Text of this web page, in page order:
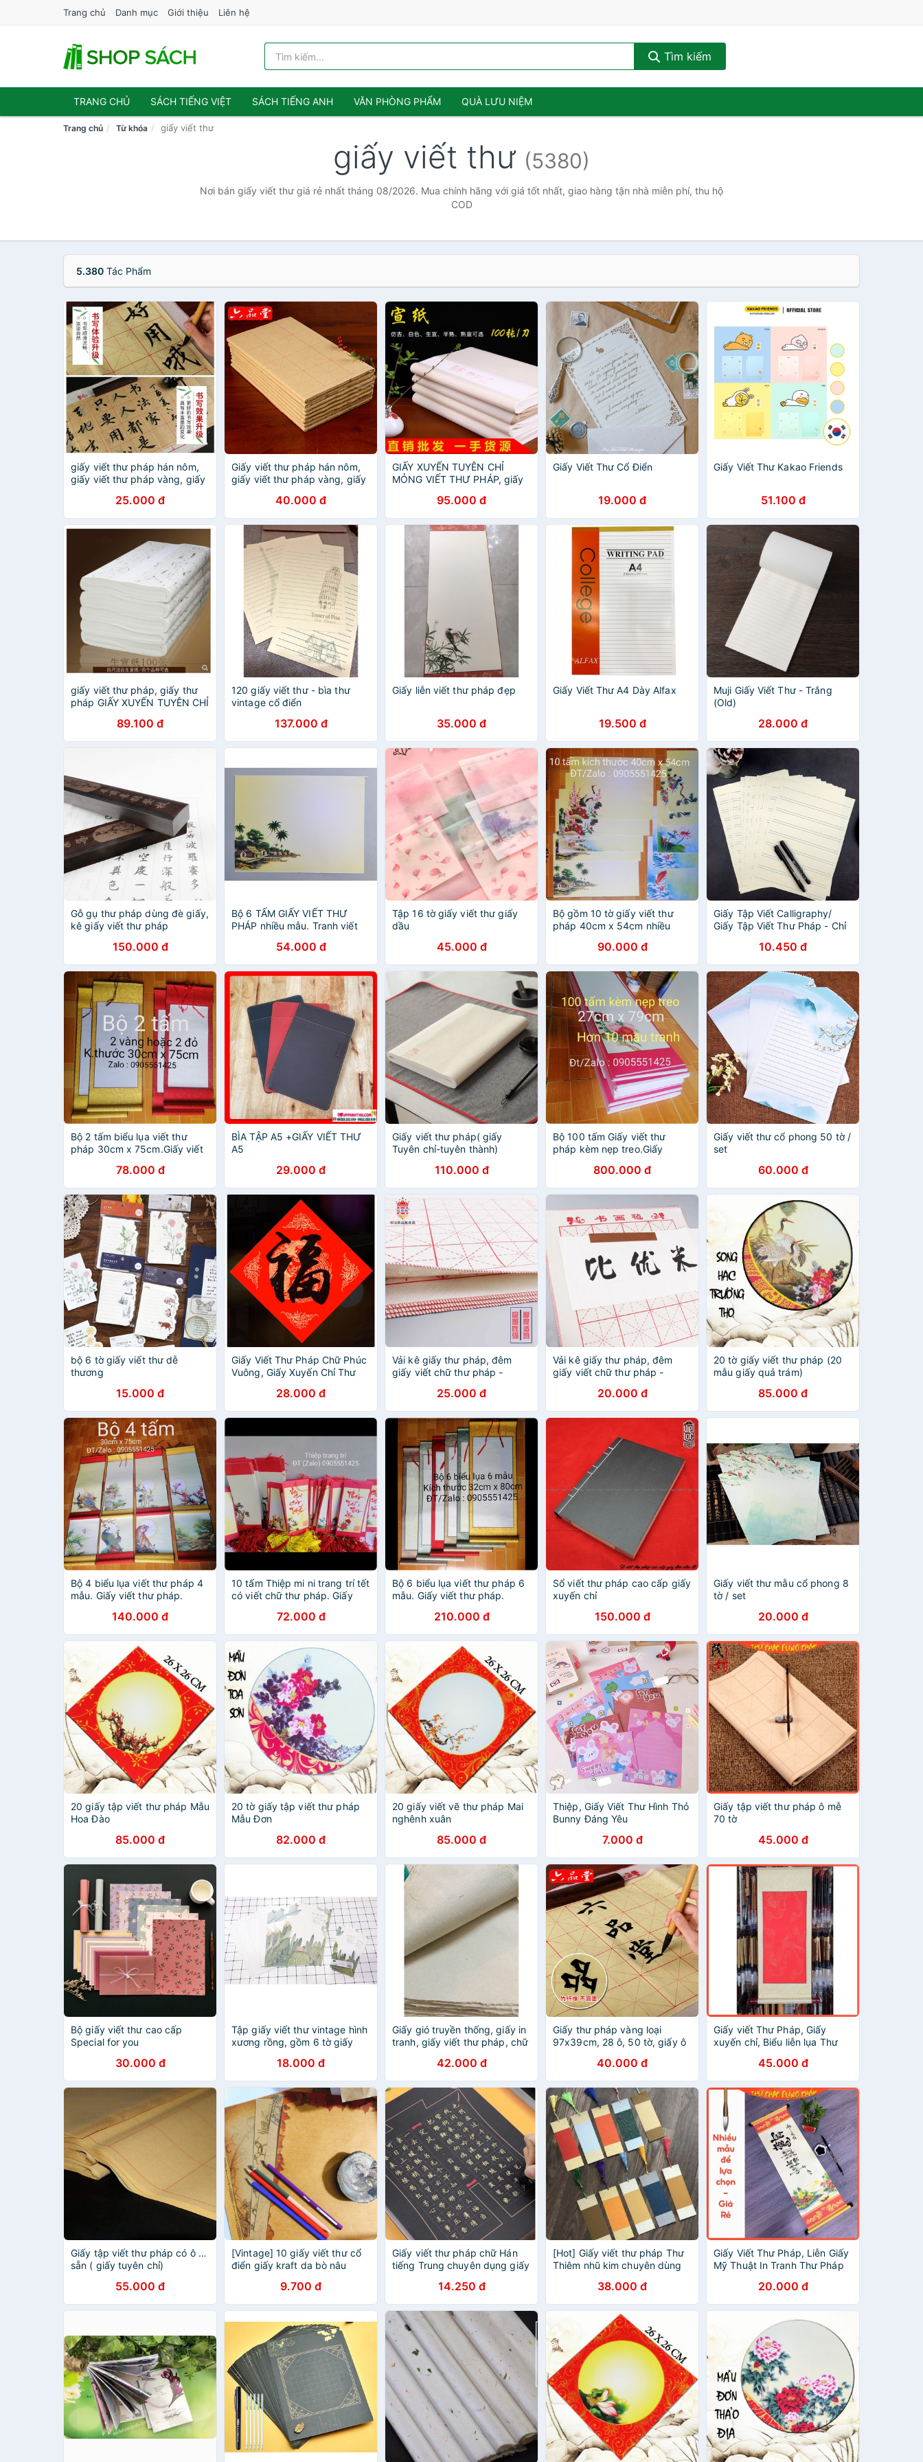
Trang chủ Danh mục Giới thiệu Liên hệ
Tìm kiếm
TRANG CHỦ SÁCH TIẾNG VIỆT SÁCH TIẾNG ANH VĂN PHÒNG PHẨM QUÀ LƯU NIỆM
Trang chủ Từ khóa giấy viết thư
giấy viết thư (5380)
Nơi bán giấy viết thư giá rẻ nhất tháng 08/2026. Mua chính hãng với giá tốt nhất, giao hàng tận nhà miễn phí, thu hộ
COD
5.380 Tác Phẩm
giấy viết thư pháp hán nôm,
giấy viết thư pháp vàng, giấy
25.000 đ
Giấy viết thư pháp hán nôm,
giấy viết thư pháp vàng, giấy
40.000 đ
GIẤY XUYẾN TUYÊN CHỈ
MỎNG VIẾT THƯ PHÁP, giấy
95.000 đ
Giấy Viết Thư Cổ Điển
19.000 đ
Giấy Viết Thư Kakao Friends
51.100 đ
giấy viết thư pháp, giấy thư
pháp GIẤY XUYẾN TUYÊN CHỈ
89.100 đ
120 giấy viết thư - bìa thư
vintage cổ điển
137.000 đ
Giấy liễn viết thư pháp đẹp
35.000 đ
Giấy Viết Thư A4 Dày Alfax
19.500 đ
Muji Giấy Viết Thư - Trắng
(Old)
28.000 đ
Gỗ gụ thư pháp dùng đè giấy,
kê giấy viết thư pháp
150.000 đ
Bộ 6 TẤM GIẤY VIẾT THƯ
PHÁP nhiều mẫu. Tranh viết
54.000 đ
Tập 16 tờ giấy viết thư giấy
dầu
45.000 đ
Bộ gồm 10 tờ giấy viết thư
pháp 40cm x 54cm nhiều
Mành tre, biểu lụa, tranh viết
thư pháp
90.000 đ
Giấy Tập Viết Calligraphy/
Giấy Tập Viết Thư Pháp - Chỉ
10.450 đ
Bộ 2 tấm biểu lụa viết thư
pháp 30cm x 75cm.Giấy viết
mực viết thư pháp.
78.000 đ
BÌA TẬP A5 +GIẤY VIẾT THƯ
A5
29.000 đ
Giấy viết thư pháp( giấy
Tuyên chỉ-tuyên thành)
110.000 đ
Bộ 100 tấm Giấy viết thư
pháp kèm nẹp treo.Giấy
pháp. Giấy, nghiêng, bút, mực
viết thư pháp.
800.000 đ
Giấy viết thư cổ phong 50 tờ /
set
60.000 đ
bộ 6 tờ giấy viết thư dễ
thương
15.000 đ
Giấy Viết Thư Pháp Chữ Phúc
Vuông, Giấy Xuyến Chỉ Thư
Phúc - Set 20 Tờ
28.000 đ
Vải kê giấy thư pháp, đêm
giấy viết chữ thư pháp -
hồi khi viết chữ25.000 đ
Vải kê giấy thư pháp, đêm
giấy viết chữ thư pháp -
hồi khi viết chữ20.000 đ
20 tờ giấy viết thư pháp (20
mẫu giấy quả trám)
85.000 đ
Bộ 4 biểu lụa viết thư pháp 4
mẫu. Giấy viết thư pháp.
lụa trang trí tết.Biểu lụa thư
pháp
140.000 đ
10 tấm Thiệp mi ni trang trí tết
có viết chữ thư pháp. Giấy
lụa thư pháp.Tranh thư pháp.
72.000 đ
Bộ 6 biểu lụa viết thư pháp 6
mẫu. Giấy viết thư pháp.
lụa trang trí tết.Biểu lụa thư
pháp
210.000 đ
Sổ viết thư pháp cao cấp giấy
xuyến chỉ
150.000 đ
Giấy viết thư mẫu cổ phong 8
tờ / set
20.000 đ
20 giấy tập viết thư pháp Mẫu
Hoa Đào
85.000 đ
20 tờ giấy tập viết thư pháp
Mẫu Đơn
82.000 đ
20 giấy viết vẽ thư pháp Mai
nghênh xuân
85.000 đ
Thiệp, Giấy Viết Thư Hình Thỏ
Bunny Đáng Yêu
7.000 đ
Giấy tập viết thư pháp ô mễ
70 tờ
45.000 đ
Bộ giấy viết thư cao cấp
Special for you
30.000 đ
Tập giấy viết thư vintage hình
xương rồng, gồm 6 tờ giấy
18.000 đ
Giấy gió truyền thống, giấy in
tranh, giấy viết thư pháp, chữ
42.000 đ
Giấy thư pháp vàng loại
97x39cm, 28 ô, 50 tờ, giấy ô
40.000 đ
Giấy viết Thư Pháp, Giấy
xuyến chỉ, Biểu liễn lụa Thư
45.000 đ
Giấy tập viết thư pháp có ô kẻ
sẵn ( giấy tuyên chỉ)
55.000 đ
[Vintage] 10 giấy viết thư cổ
điển giấy kraft da bò nâu
9.700 đ
Giấy viết thư pháp chữ Hán
tiếng Trung chuyên dụng giấy
14.250 đ
[Hot] Giấy viết thư pháp Thư
Thiêm nhũ kim chuyên dùng
bookmark38.000 đ
Giấy Viết Thư Pháp, Liễn Giấy
Mỹ Thuật In Tranh Thư Pháp
- Set 05 tờ20.000 đ